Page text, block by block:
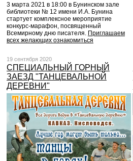
3 марта 2021 в 18:00 в Бунинском зале
библиотеки № 12 имени И.А. Бунина
стартует комплексное мероприятие
конкурс-марафон, посвященный
Всемирному дню писателя. Приглашаем
всех желающих ознакомиться
19 сентября 2020
СПЕЦИАЛЬНЫЙ ГОРНЫЙ
ЗАЕЗД "ТАНЦЕВАЛЬНОЙ
ДЕРЕВНИ"